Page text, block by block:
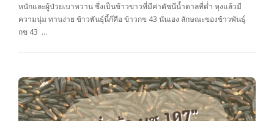
หนักและผู้ป่วยเบาหวาน ซึ่งเป็นข้าวขาวที่มีค่าดัชนีน้ำตาลที่ต่ำ หุงแล้วมี
ความนุ่ม ทานง่าย ข้าวพันธุ์นี้ก๊คือ ข้าวกข 43 นั่นเอง ลักษณะของข้าวพันธุ์
กข 43 …